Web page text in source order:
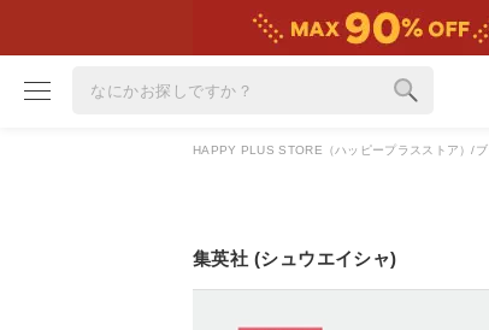
雑誌掲載アイテム
HAPPY PLUS STORE（ハッピープラスストア）
集英社 (シュウエイシャ)